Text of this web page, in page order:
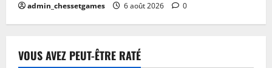
admin_chessetgames 6 août 2026 0
VOUS AVEZ PEUT-ÊTRE RATÉ